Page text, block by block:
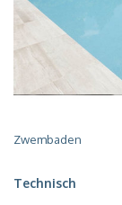
Zwembaden
Technisch